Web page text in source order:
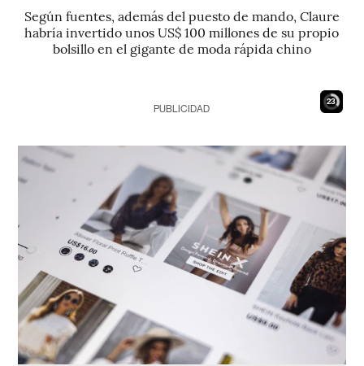
Según fuentes, además del puesto de mando, Claure
habría invertido unos US$ 100 millones de su propio
bolsillo en el gigante de moda rápida chino
22
PUBLICIDAD